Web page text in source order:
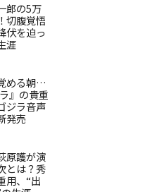
郎の5万
切腹覚悟
伏を迫っ
涯
める朝…
』の貴重
ジラ音声
発売
原護が演
とは？秀
用、“出